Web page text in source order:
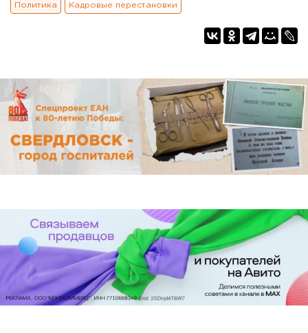
Политика Кадровые перестановки